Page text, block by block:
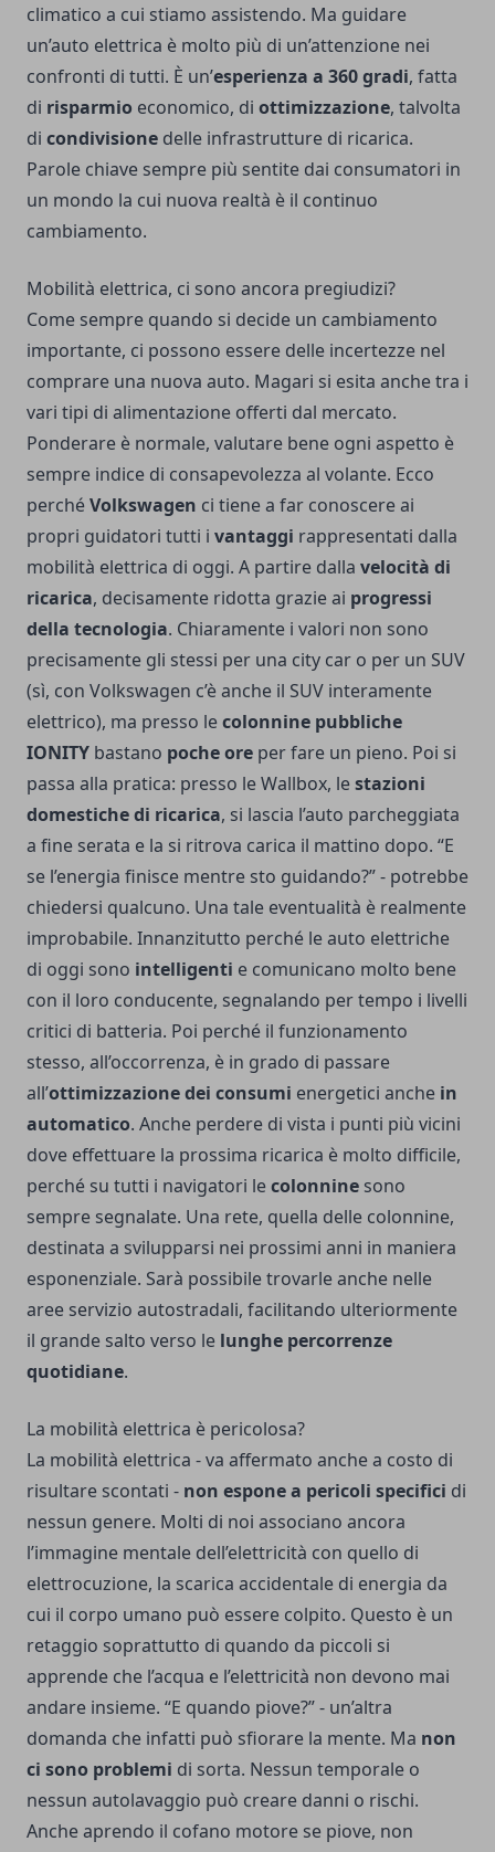
climatico a cui stiamo assistendo. Ma guidare
un’auto elettrica è molto più di un’attenzione nei
confronti di tutti. È un’esperienza a 360 gradi, fatta
di risparmio economico, di ottimizzazione, talvolta
di condivisione delle infrastrutture di ricarica.
Parole chiave sempre più sentite dai consumatori in
un mondo la cui nuova realtà è il continuo
cambiamento.
Mobilità elettrica, ci sono ancora pregiudizi?
Come sempre quando si decide un cambiamento
importante, ci possono essere delle incertezze nel
comprare una nuova auto. Magari si esita anche tra i
vari tipi di alimentazione offerti dal mercato.
Ponderare è normale, valutare bene ogni aspetto è
sempre indice di consapevolezza al volante. Ecco
perchéVolkswagen ci tiene a far conoscere ai
propri guidatori tutti i vantaggi rappresentati dalla
mobilità elettrica di oggi. A partire dalla velocità di
ricarica, decisamente ridotta grazie ai progressi
della tecnologia. Chiaramente i valori non sono
precisamente gli stessi per una city car o per un SUV
(sì, con Volkswagen c’è anche il SUV interamente
elettrico), ma presso lecolonnine pubbliche
IONITY bastano poche ore per fare un pieno. Poi si
passa alla pratica: presso le Wallbox, lestazioni
domestiche di ricarica, si lascia l’auto parcheggiata
a fine serata e la si ritrova carica il mattino dopo. “E
se l’energia finisce mentre sto guidando?” - potrebbe
chiedersi qualcuno. Una tale eventualità è realmente
improbabile. Innanzitutto perché le auto elettriche
di oggi sono intelligenti e comunicano molto bene
con il loro conducente, segnalando per tempo i livelli
critici di batteria. Poi perché il funzionamento
stesso, all’occorrenza, è in grado di passare
all’ottimizzazione dei consumi energetici anche in
automatico. Anche perdere di vista i punti più vicini
dove effettuare la prossima ricarica è molto difficile,
perché su tutti i navigatori lecolonnine sono
sempre segnalate. Una rete, quella delle colonnine,
destinata a svilupparsi nei prossimi anni in maniera
esponenziale. Sarà possibile trovarle anche nelle
aree servizio autostradali, facilitando ulteriormente
il grande salto verso le lunghe percorrenze
quotidiane.
La mobilità elettrica è pericolosa?
La mobilità elettrica - va affermato anche a costo di
risultare scontati - non espone a pericoli specifici di
nessun genere. Molti di noi associano ancora
l’immagine mentale dell’elettricità con quello di
elettrocuzione, la scarica accidentale di energia da
cui il corpo umano può essere colpito. Questo è un
retaggio soprattutto di quando da piccoli si
apprende che l’acqua e l’elettricità non devono mai
andare insieme. “E quando piove?” - un’altra
domanda che infatti può sfiorare la mente. Ma non
ci sono problemi di sorta. Nessun temporale o
nessun autolavaggio può creare danni o rischi.
Anche aprendo il cofano motore se piove, non